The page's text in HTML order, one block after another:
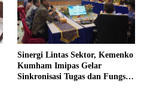
Sinergi Lintas Sektor, Kemenko
Kumham Imipas Gelar
Sinkronisasi Tugas dan Fungsi